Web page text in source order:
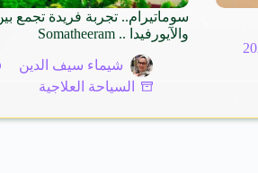
سوماتيرام.. تجربة فريدة تجمع
والآيورفيدا .. Somatheeram
شيماء سيف الدين
السياحة العلاجية